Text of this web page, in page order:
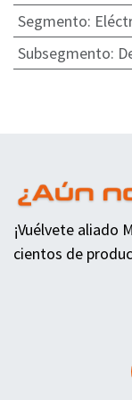
Segmento:
Subsegmento:
¡Vuélvete aliado
cientos de